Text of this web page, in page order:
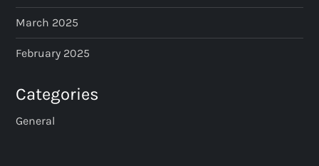
March 2025
February 2025
Categories
General